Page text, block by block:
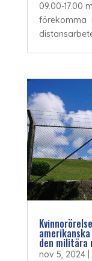
09.00-17.00
förekomma
den militära
nov 5, 2024|